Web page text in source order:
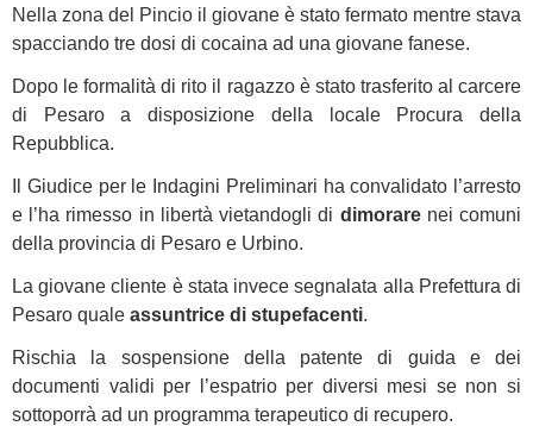
Nella zona del Pincio il giovane è stato fermato mentre stava
spacciando tre dosi di cocaina ad una giovane fanese.
Dopo le formalità di rito il ragazzo è stato trasferito al carcere
di Pesaro a disposizione della locale Procura della
Repubblica.
Il Giudice per le Indagini Preliminari ha convalidato l’arresto
e l’ha rimesso in libertà vietandogli di dimorarenei comuni
della provincia di Pesaro e Urbino.
La giovane cliente è stata invece segnalata alla Prefettura di
Pesaro quale assuntrice di stupefacenti.
Rischia la sospensione della patente di guida e dei
documenti validi per l’espatrio per diversi mesi se non si
sottoporrà ad un programma terapeutico di recupero.